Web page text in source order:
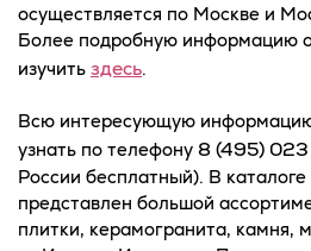
осуществляется по Москве и
Более подробную информацию
изучить здесь.
Всю интересующую
узнать по телефону 8 (495) 023
России бесплатный). В
представлен большой
плитки, керамогранита, камня,